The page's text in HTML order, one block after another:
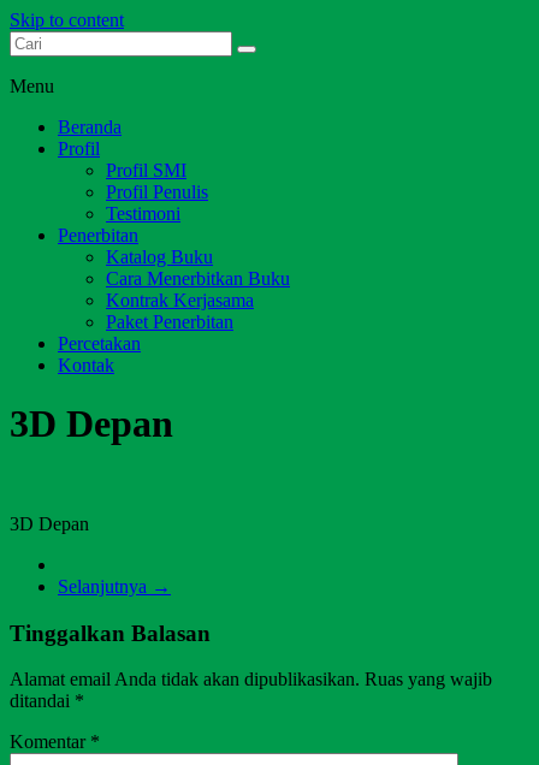
Skip to content
Dari Jambi untuk Indonesia
Menu
Beranda
Profil
Profil SMI
Profil Penulis
Testimoni
Penerbitan
Katalog Buku
Cara Menerbitkan Buku
Kontrak Kerjasama
Paket Penerbitan
Percetakan
Kontak
3D Depan
3D Depan
Selanjutnya →
Tinggalkan Balasan
Alamat email Anda tidak akan dipublikasikan. Ruas yang wajib
ditandai *
Komentar *